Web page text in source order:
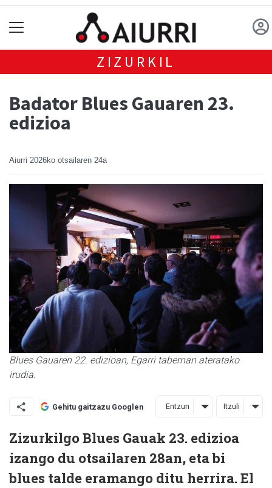
ZIZURKIL
Badator Blues Gauaren 23.
edizioa
Aiurri 2026ko otsailaren 24a
Blues Gauaren 22. edizioan, Egarri tabernan ateratako
irudia.
Gehitu gaitzazu Googlen Entzun Itzuli
Zizurkilgo Blues Gauak 23. edizioa
izango du otsailaren 28an, eta bi
blues talde eramango ditu herrira. El